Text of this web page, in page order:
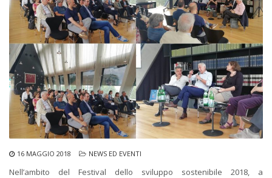
16 MAGGIO 2018 NEWS ED EVENTI
Nell’ambito del Festival dello sviluppo sostenibile 2018, a